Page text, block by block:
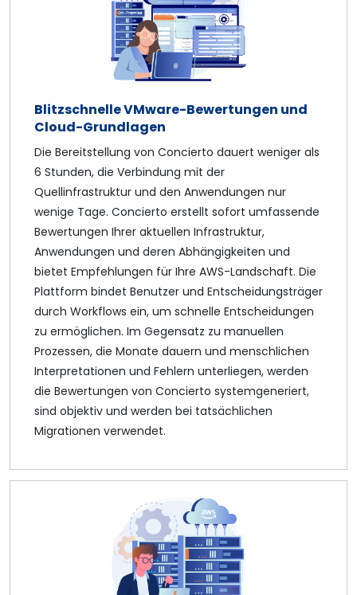
Blitzschnelle VMware-Bewertungen und
Cloud-Grundlagen
Die Bereitstellung von Concierto dauert weniger als
6 Stunden, die Verbindung mit der
Quellinfrastruktur und den Anwendungen nur
wenige Tage. Concierto erstellt sofort umfassende
Bewertungen Ihrer aktuellen Infrastruktur,
Anwendungen und deren Abhängigkeiten und
bietet Empfehlungen für Ihre AWS-Landschaft. Die
Plattform bindet Benutzer und Entscheidungsträger
durch Workflows ein, um schnelle Entscheidungen
zu ermöglichen. Im Gegensatz zu manuellen
Prozessen, die Monate dauern und menschlichen
Interpretationen und Fehlern unterliegen, werden
die Bewertungen von Concierto systemgeneriert,
sind objektiv und werden bei tatsächlichen
Migrationen verwendet.